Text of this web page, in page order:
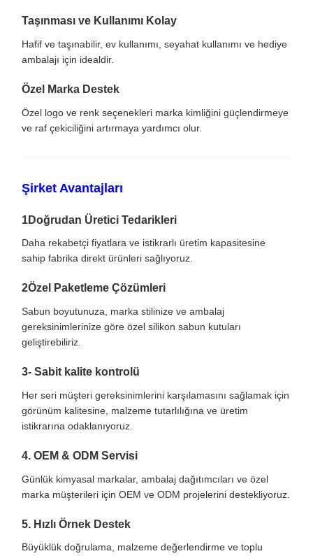
Taşınması ve Kullanımı Kolay
Hafif ve taşınabilir, ev kullanımı, seyahat kullanımı ve hediye
ambalajı için idealdir.
Özel Marka Destek
Özel logo ve renk seçenekleri marka kimliğini güçlendirmeye
ve raf çekiciliğini artırmaya yardımcı olur.
Şirket Avantajları
1Doğrudan Üretici Tedarikleri
Daha rekabetçi fiyatlara ve istikrarlı üretim kapasitesine
sahip fabrika direkt ürünleri sağlıyoruz.
2Özel Paketleme Çözümleri
Sabun boyutunuza, marka stilinize ve ambalaj
gereksinimlerinize göre özel silikon sabun kutuları
geliştirebiliriz.
3- Sabit kalite kontrolü
Her seri müşteri gereksinimlerini karşılamasını sağlamak için
görünüm kalitesine, malzeme tutarlılığına ve üretim
istikrarına odaklanıyoruz.
4. OEM & ODM Servisi
Günlük kimyasal markalar, ambalaj dağıtımcıları ve özel
marka müşterileri için OEM ve ODM projelerini destekliyoruz.
5. Hızlı Örnek Destek
Büyüklük doğrulama, malzeme değerlendirme ve toplu